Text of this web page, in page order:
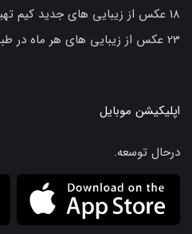
18 عکس از زیبایی های جدید کیم تهیونگ برای طرفدارانش
23 عکس از زیبایی های هر ماه در طبیعت
اپلیکیشن موبایل
درحال توسعه.